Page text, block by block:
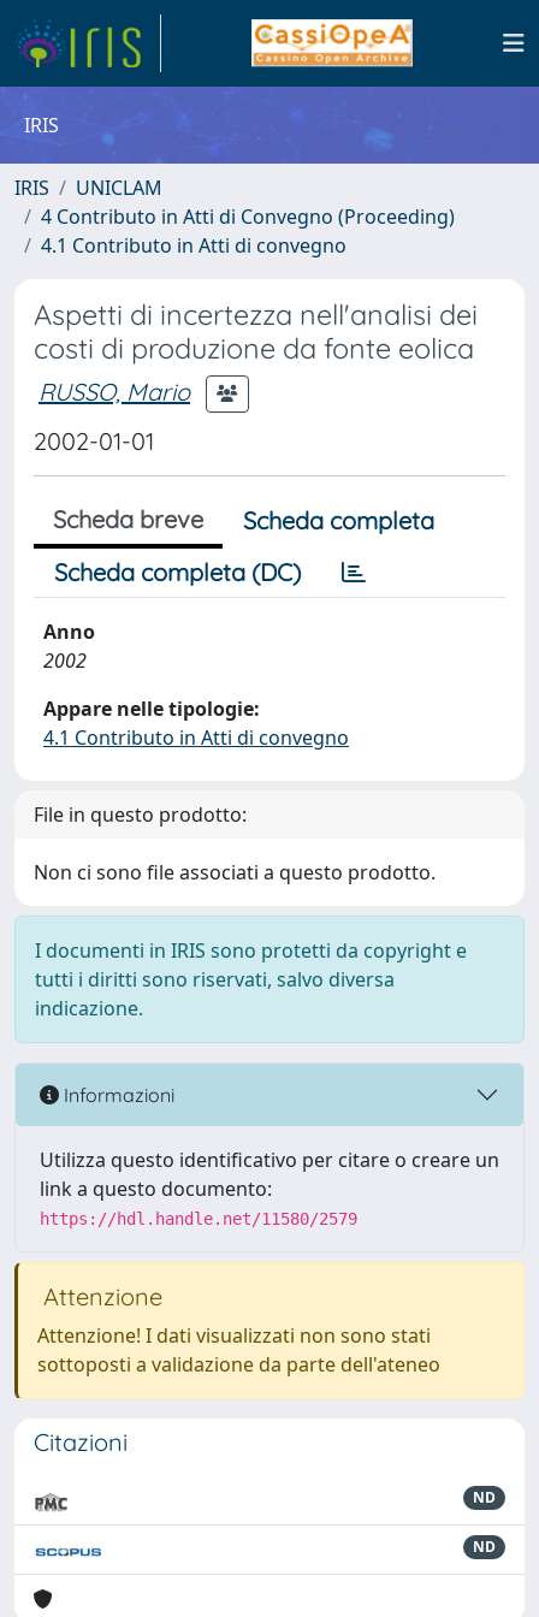
IRIS
IRIS
UNICLAM
4 Contributo in Atti di Convegno (Proceeding)
4.1 Contributo in Atti di convegno
Aspetti di incertezza nell'analisi dei
costi di produzione da fonte eolica
RUSSO, Mario
2002-01-01
Scheda breve
Scheda completa
Scheda completa (DC)
Anno
2002
Appare nelle tipologie:
4.1 Contributo in Atti di convegno
File in questo prodotto:
Non ci sono file associati a questo prodotto.
I documenti in IRIS sono protetti da copyright e
tutti i diritti sono riservati, salvo diversa
indicazione.
Informazioni
Utilizza questo identificativo per citare o creare un
link a questo documento:
https://hdl.handle.net/11580/2579
Attenzione
Attenzione! I dati visualizzati non sono stati
sottoposti a validazione da parte dell'ateneo
Citazioni
ND
ND